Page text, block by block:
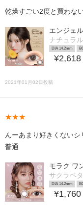
乾燥すごい2度と買わな
エンジェ
ナチュラ
DIA 14.2mm
¥2,618
2021年01月02日投稿
★★★
んーあまり好きくないシ
普通
モラク ワ
サクラペ
DIA 14.2mm
¥1,760